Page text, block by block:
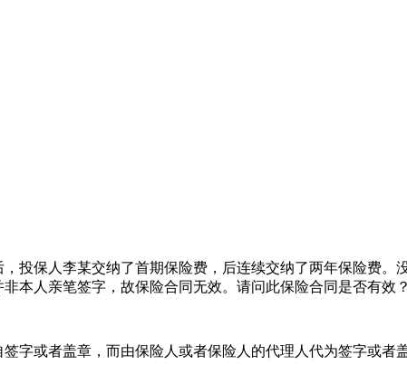
保人李某交纳了首期保险费，后连续交纳了两年保险费。
本人亲笔签字，故保险合同无效。请问此保险合同是否有效？
或者盖章，而由保险人或者保险人的代理人代为签字或者